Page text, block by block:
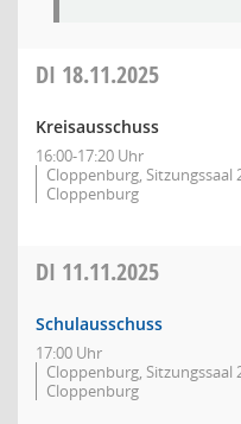
DI 18.11.2025
Kreisausschuss
16:00-17:20 Uhr
Cloppenburg, Sitzungssaal
Cloppenburg
DI 11.11.2025
Schulausschuss
17:00 Uhr
Cloppenburg, Sitzungssaal
Cloppenburg